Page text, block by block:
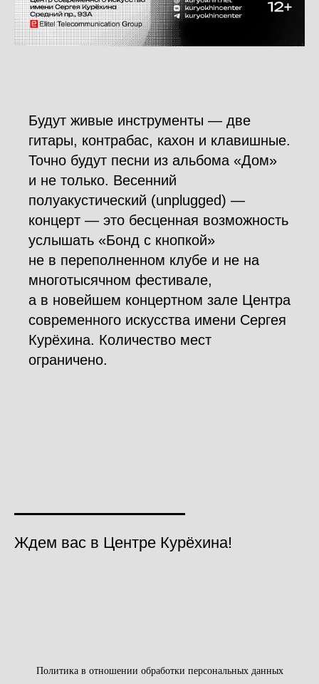
Будут живые инструменты — две
гитары, контрабас, кахон и клавишные.
Точно будут песни из альбома «Дом»
и не только. Весенний
полуакустический (unplugged) —
концерт — это бесценная возможность
услышать «Бонд с кнопкой»
не в переполненном клубе и не на
многотысячном фестивале,
а в новейшем концертном зале Центра
современного искусства имени Сергея
Курёхина. Количество мест
ограничено.
Ждем вас в Центре Курёхина!
Политика в отношении обработки персональных данных